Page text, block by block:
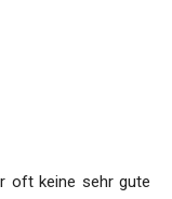
oft keine sehr gute